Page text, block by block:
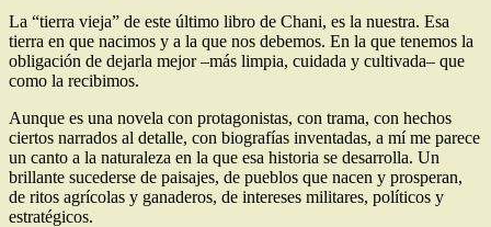
La “tierra vieja” de este último libro de Chani, es la nuestra. Esa
tierra en que nacimos y a la que nos debemos. En la que tenemos la
obligación de dejarla mejor –más limpia, cuidada y cultivada– que
como la recibimos.
Aunque es una novela con protagonistas, con trama, con hechos
ciertos narrados al detalle, con biografías inventadas, a mí me parece
un canto a la naturaleza en la que esa historia se desarrolla. Un
brillante sucederse de paisajes, de pueblos que nacen y prosperan,
de ritos agrícolas y ganaderos, de intereses militares, políticos y
estratégicos.